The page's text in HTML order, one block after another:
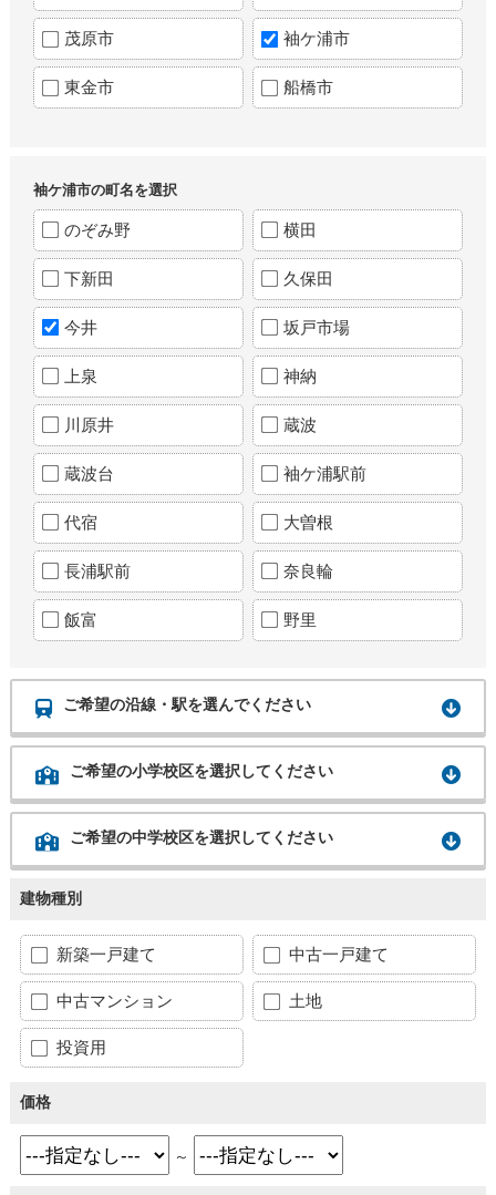
茂原市 袖ケ浦市
東金市 船橋市
袖ケ浦市の町名を選択
のぞみ野 横田
下新田 久保田
今井 坂戸市場
上泉 神納
川原井 蔵波
蔵波台 袖ケ浦駅前
代宿 大曽根
長浦駅前 奈良輪
飯富 野里
ご希望の沿線・駅を選んでください
ご希望の小学校区を選択してください
ご希望の中学校区を選択してください
建物種別
新築一戸建て 中古一戸建て
中古マンション 土地
投資用
価格
～